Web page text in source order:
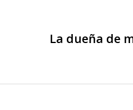
La dueña de